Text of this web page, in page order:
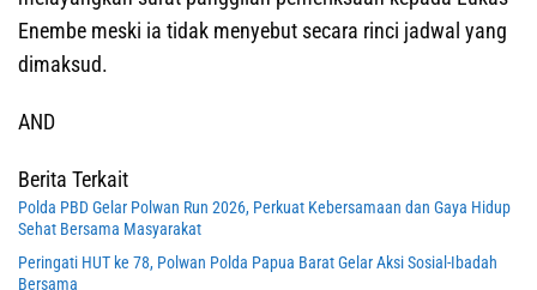
Enembe meski ia tidak menyebut secara rinci jadwal yang
dimaksud.
AND
Berita Terkait
Polda PBD Gelar Polwan Run 2026, Perkuat Kebersamaan dan Gaya Hidup
Sehat Bersama Masyarakat
Peringati HUT ke 78, Polwan Polda Papua Barat Gelar Aksi Sosial-Ibadah
Bersama